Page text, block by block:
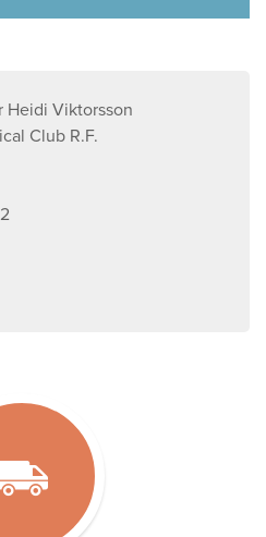
Heidi Viktorsson
Club R.F.